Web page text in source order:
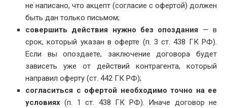
не написано, что акцепт (согласие с офертой) должен
быть дан только письмом;
совершить действия нужно без опоздания — в
срок, который указан в оферте (п. 3 ст. 438 ГК РФ).
Если вы опоздаете, заключение договора будет
зависеть уже от действий контрагента, который
направил оферту (ст. 442 ГК РФ);
согласиться с офертой необходимо точно на ее
условиях (п. 1 ст. 438 ГК РФ). Иначе договор не